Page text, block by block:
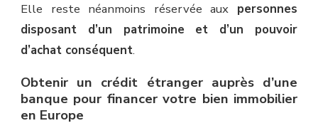
Elle reste néanmoins réservée aux personnes
disposant d’un patrimoine et d’un pouvoir
d’achat conséquent.
Obtenir un crédit étranger auprès d’une
banque pour financer votre bien immobilier
en Europe